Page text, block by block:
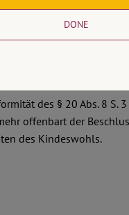
über die
über die
Dennoch lohnt
des § 20 Abs. 8
offenbart der
des Kindeswohls.
DONE